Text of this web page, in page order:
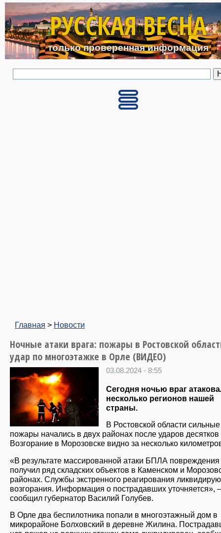
Перейти к основному
РУССКАЯ ВЕСНА
только проверенная информация
Главная > Новости
Ночные атаки врага: пожары в Ростовской
удар по многоэтажке в Орле (ВИДЕО)
03.08.2024 - 8:55
Сегодня ночью враг
несколько регионов нашей
страны.
В Ростовской области сильные
пожары начались в двух районах после ударов
Возгорание в Морозовске видно за несколько
«В результате массированной атаки БПЛА повреждения
получил ряд складских объектов в Каменском и
районах. Службы экстренного реагирования
возгорания. Информация о пострадавших уточняется»,
сообщил губернатор Василий Голубев.
В Орле два беспилотника попали в многоэтажный дом в
микрорайоне Болховский в деревне Жилина.